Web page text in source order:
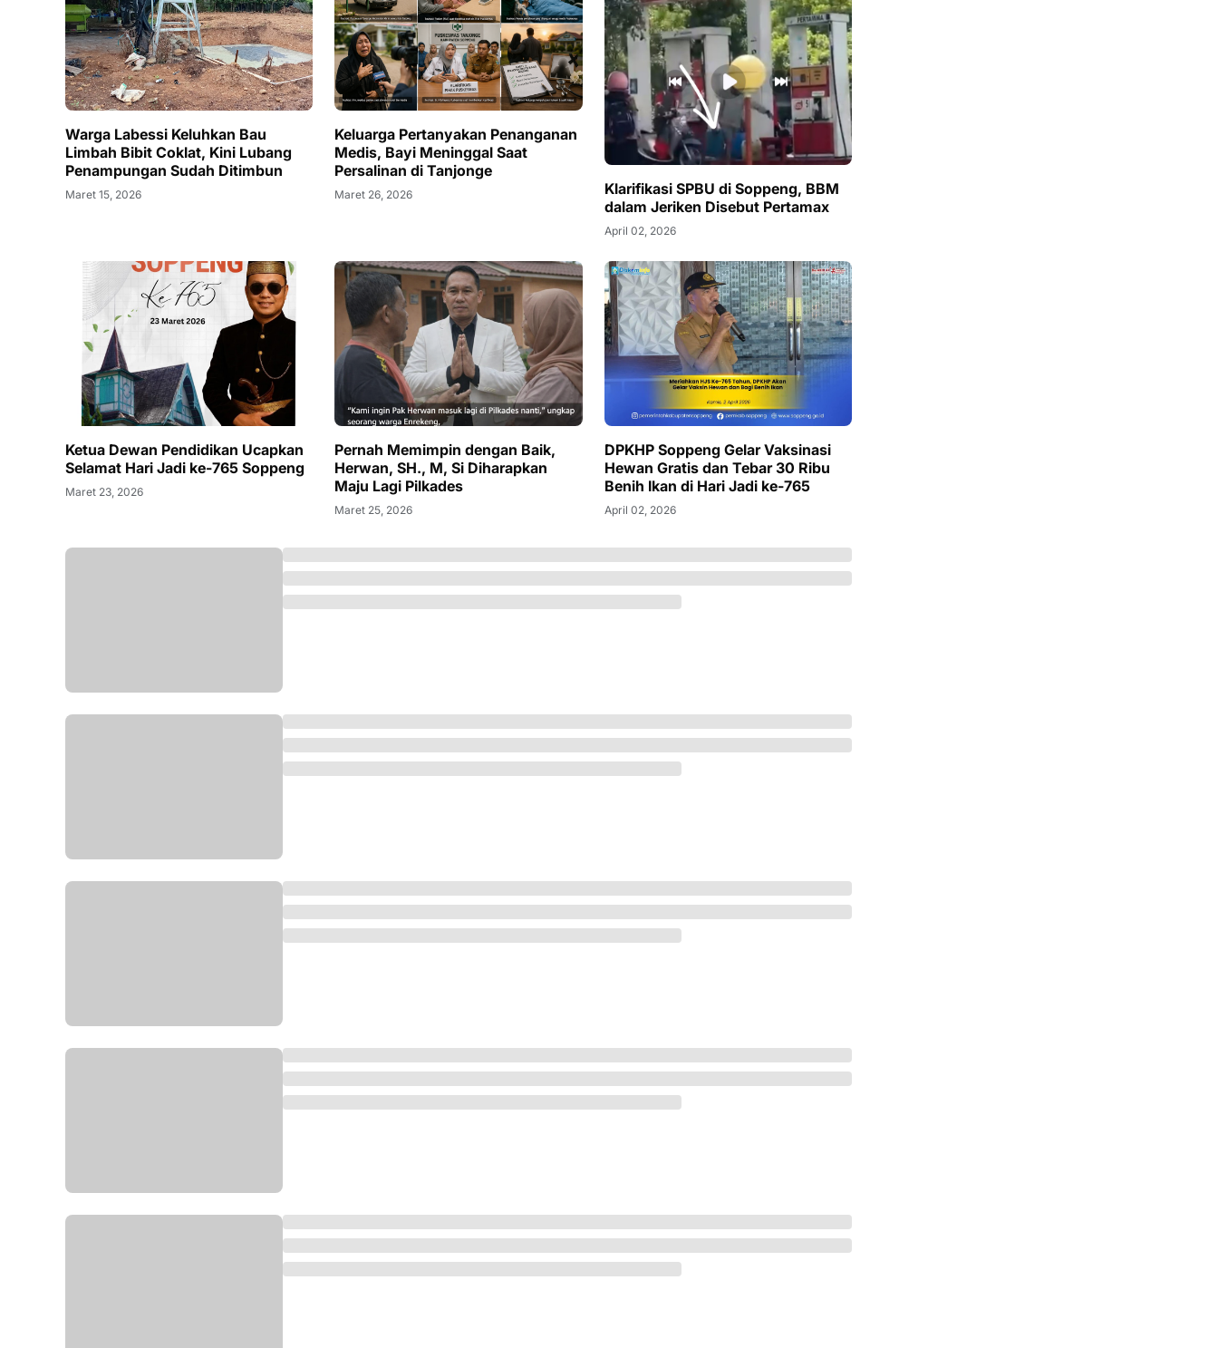
Warga Labessi Keluhkan Bau
Limbah Bibit Coklat, Kini Lubang
Penampungan Sudah Ditimbun
Maret 15, 2026
Keluarga Pertanyakan Penanganan
Medis, Bayi Meninggal Saat
Persalinan di Tanjonge
Maret 26, 2026
Klarifikasi SPBU di Soppeng, BBM
dalam Jeriken Disebut Pertamax
April 02, 2026
Ketua Dewan Pendidikan Ucapkan
Selamat Hari Jadi ke-765 Soppeng
Maret 23, 2026
Pernah Memimpin dengan Baik,
Herwan, SH., M, Si Diharapkan
Maju Lagi Pilkades
Maret 25, 2026
DPKHP Soppeng Gelar Vaksinasi
Hewan Gratis dan Tebar 30 Ribu
Benih Ikan di Hari Jadi ke-765
April 02, 2026